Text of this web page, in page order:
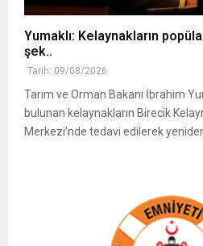
Yumaklı: Kelaynakların
şek..
Tarih: 09/08/2026
Tarım ve Orman Bakanı İbrahim
bulunan kelaynakların Birecik
Merkezi’nde tedavi edilerek yeniden